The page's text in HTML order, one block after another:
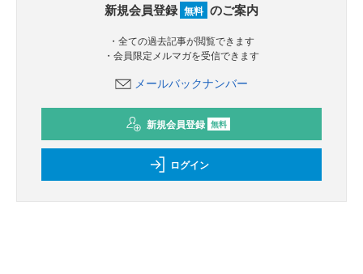
新規会員登録 無料 のご案内
・全ての過去記事が閲覧できます
・会員限定メルマガを受信できます
メールバックナンバー
新規会員登録 無料
ログイン